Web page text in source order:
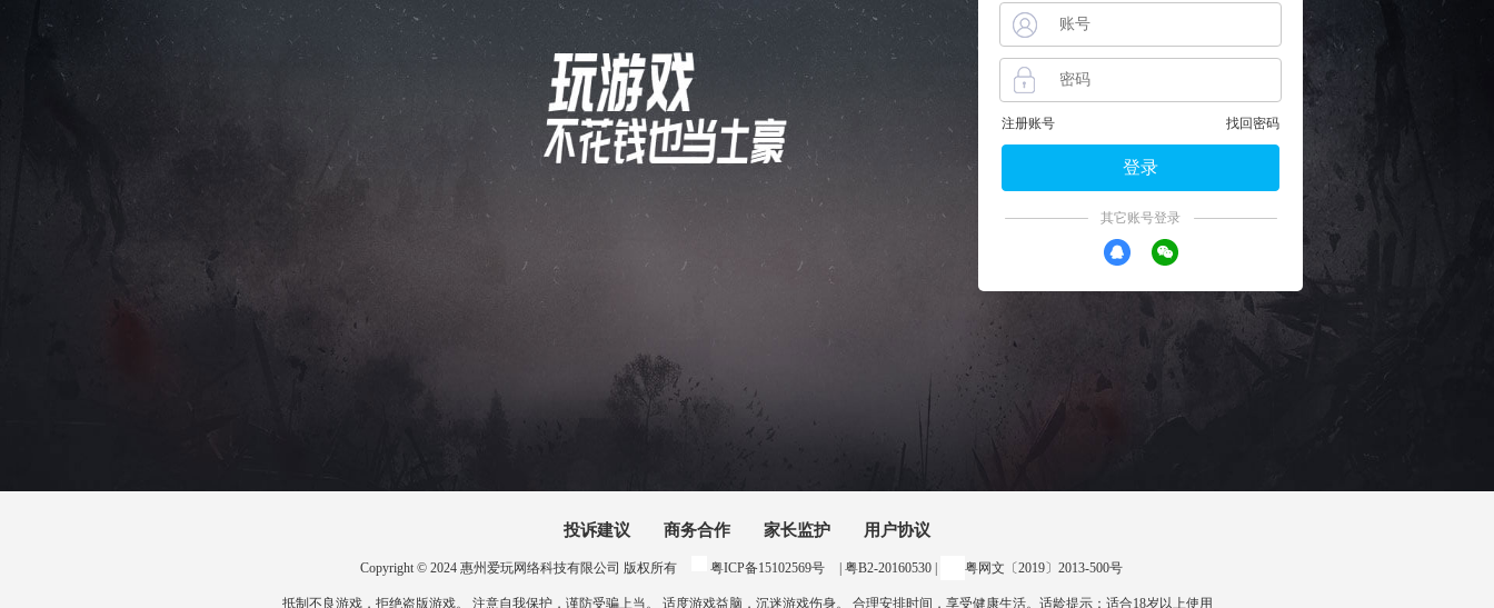
注册账号 找回密码
登录
其它账号登录
投诉建议 商务合作 家长监护 用户协议
Copyright © 2024 惠州爱玩网络科技有限公司 版权所有 粤ICP备15102569号 | 粤B2-20160530 | 粤网文〔2019〕2013-500号
抵制不良游戏，拒绝盗版游戏。 注意自我保护，谨防受骗上当。 适度游戏益脑，沉迷游戏伤身。 合理安排时间，享受健康生活。适龄提示：适合18岁以上使用